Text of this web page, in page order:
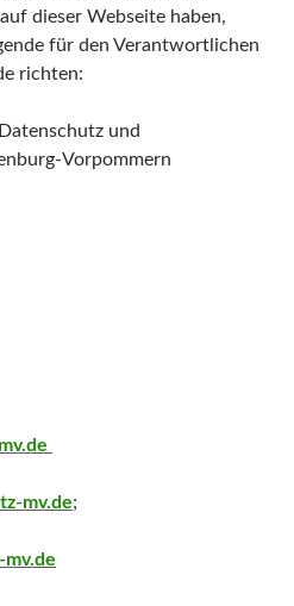
dieser Webseite haben,
für den Verantwortlichen
richten:
und
Vorpommern
mv.de;